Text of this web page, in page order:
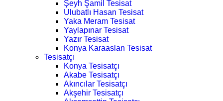
Şeyh Şamil Tesisat
Ulubatlı Hasan Tesisat
Yaka Meram Tesisat
Yaylapınar Tesisat
Yazır Tesisat
Konya Karaaslan Tesisat
Tesisatçı
Konya Tesisatçı
Akabe Tesisatçı
Akıncılar Tesisatçı
Akşehir Tesisatçı